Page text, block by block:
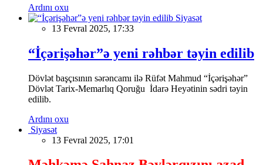
Ardını oxu
Siyasət
13 Fevral 2025, 17:33
“İçərişəhər”ə yeni rəhbər təyin edilib
Dövlət başçısının sərəncamı ilə Rüfət Mahmud “İçərişəhər”
Dövlət Tarix-Memarlıq Qoruğu İdarə Heyətinin sədri təyin
edilib.
Ardını oxu
Siyasət
13 Fevral 2025, 17:01